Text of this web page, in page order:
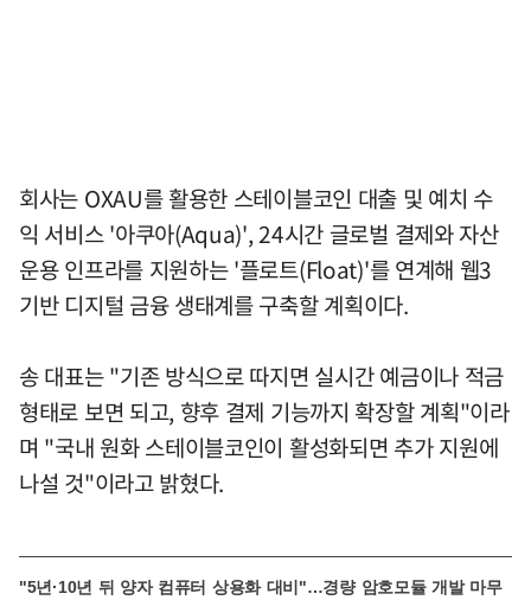
회사는 OXAU를 활용한 스테이블코인 대출 및 예치 수
익 서비스 '아쿠아(Aqua)', 24시간 글로벌 결제와 자산
운용 인프라를 지원하는 '플로트(Float)'를 연계해 웹3
기반 디지털 금융 생태계를 구축할 계획이다.
송 대표는 "기존 방식으로 따지면 실시간 예금이나 적금
형태로 보면 되고, 향후 결제 기능까지 확장할 계획"이라
며 "국내 원화 스테이블코인이 활성화되면 추가 지원에
나설 것"이라고 밝혔다.
"5년·10년 뒤 양자 컴퓨터 상용화 대비"…경량 암호모듈 개발 마무